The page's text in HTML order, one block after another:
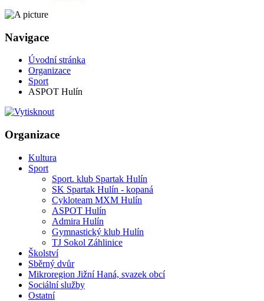
Navigace
Úvodní stránka
Organizace
Sport
ASPOT Hulín
Organizace
Kultura
Sport
Sport. klub Spartak Hulín
SK Spartak Hulín - kopaná
Cykloteam MXM Hulín
ASPOT Hulín
Admira Hulín
Gymnastický klub Hulín
TJ Sokol Záhlinice
Školství
Sběrný dvůr
Mikroregion Jižní Haná, svazek obcí
Sociální služby
Ostatní